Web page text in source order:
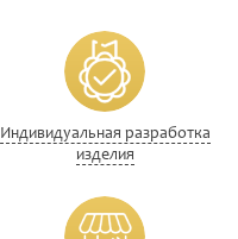
Индивидуальная разработка
изделия